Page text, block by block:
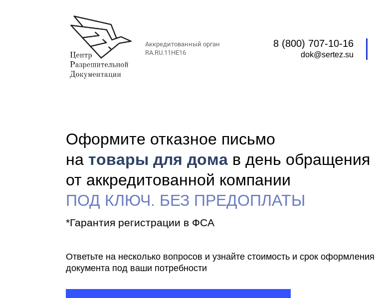
Аккредитованный орган
RA.RU.11НЕ16
8 (800) 707-10-16
dok@sertez.su
Оформите отказное письмо
на товары для дома в день обращения
от аккредитованной компании
ПОД КЛЮЧ. БЕЗ ПРЕДОПЛАТЫ
*Гарантия регистрации в ФСА
Ответьте на несколько вопросов и узнайте стоимость и срок оформления
документа под ваши потребности